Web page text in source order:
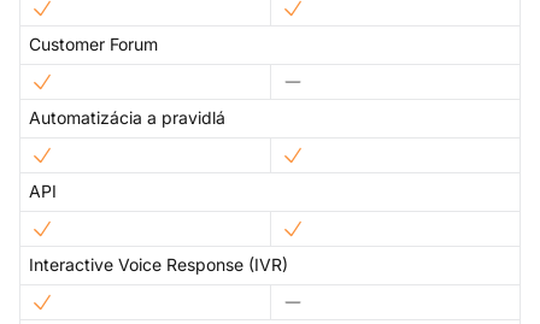
Customer Forum
Automatizácia a pravidlá
API
Interactive Voice Response (IVR)